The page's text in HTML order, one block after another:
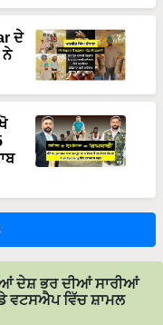
ਦੇ
ਵਟਸਐਪ ਵਿੱਚ ਸ਼ਾਮਲ